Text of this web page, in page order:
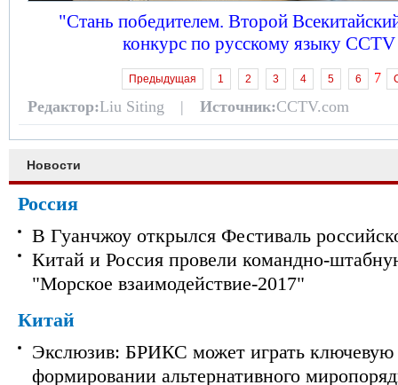
"Стань победителем. Второй
конкурс по русскому языку
Предыдущая 1 2 3 4 5 6 7
Редактор:Liu Siting | Источник:CCTV.com
Новости
Россия
В Гуанчжоу открылся Фестиваль
Китай и Россия провели командно-
"Морское взаимодействие-2017"
Китай
Экслюзив: БРИКС может играть ключевую
формировании альтернативного